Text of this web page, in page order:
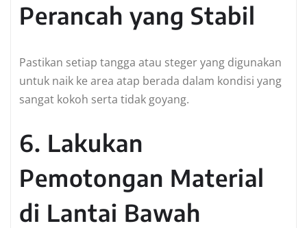
Perancah yang Stabil
Pastikan setiap tangga atau steger yang digunakan
untuk naik ke area atap berada dalam kondisi yang
sangat kokoh serta tidak goyang.
6. Lakukan
Pemotongan Material
di Lantai Bawah